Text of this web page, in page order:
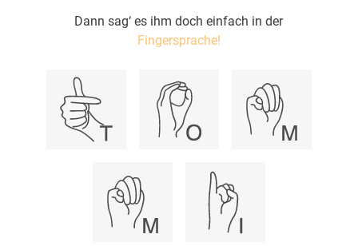
Dann sag‘ es ihm doch einfach in der
Fingersprache!